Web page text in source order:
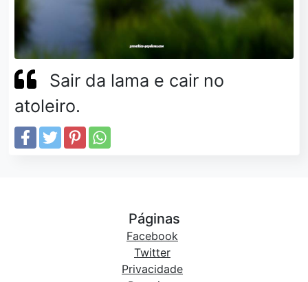
Sair da lama e cair no
atoleiro.
Páginas
Facebook
Twitter
Privacidade